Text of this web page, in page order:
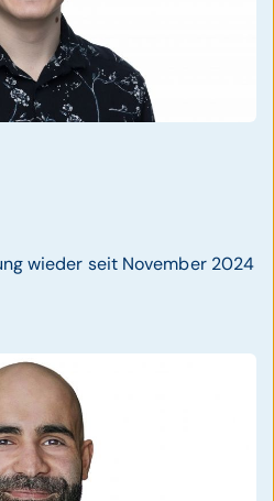
wieder seit November 2024